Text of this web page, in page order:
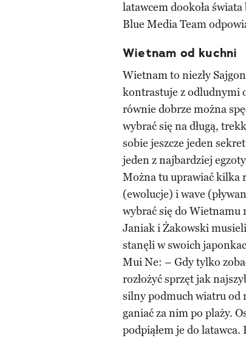
latawcem dookoła
Blue Media Team
Wietnam od kuchni
Wietnam to niezły
kontrastuje z odludnymi
równie dobrze można
wybrać się na długą,
sobie jeszcze jeden
jeden z najbardziej
Można tu uprawiać kilka
(ewolucje) i wave
wybrać się do Wietnamu
Janiak i Żakowski
stanęli w swoich
Mui Ne: – Gdy tylko
rozłożyć sprzęt jak
silny podmuch wiatru od
ganiać za nim po plaży.
podpiąłem je do